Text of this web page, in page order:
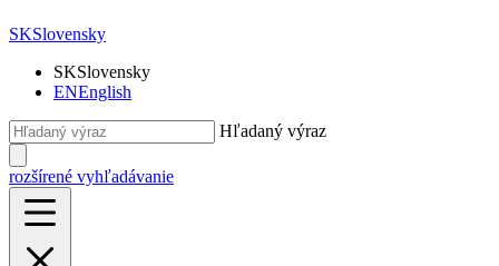
SKSlovensky
SKSlovensky
ENEnglish
Hľadaný výraz
rozšírené vyhľadávanie